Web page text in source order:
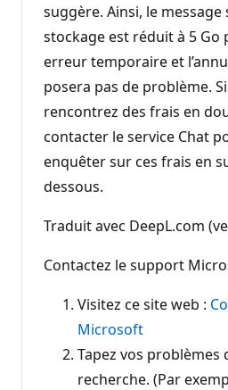
suggère. Ainsi, le
stockage est réduit à 5 Go
erreur temporaire et
posera pas de problème.
rencontrez des frais en
contacter le service Chat
enquêter sur ces frais en
dessous.
Traduit avec DeepL.com
Contactez le support
Visitez ce site web :
Microsoft
Tapez vos problèmes
recherche. (Par